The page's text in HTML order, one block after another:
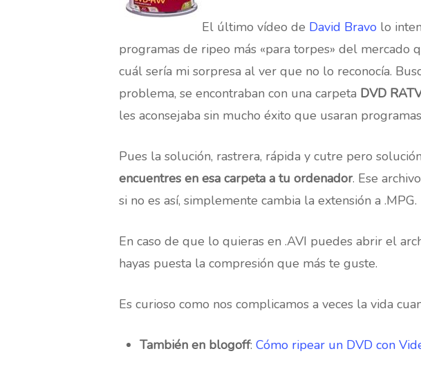
El último vídeo de David Bravo lo
programas de ripeo más «para torpes» del mercado
cuál sería mi sorpresa al ver que no lo reconocía.
problema, se encontraban con una carpeta DVD
les aconsejaba sin mucho éxito que usaran
Pues la solución, rastrera, rápida y cutre pero
encuentres en esa carpeta a tu ordenador. Ese
si no es así, simplemente cambia la extensión a .MPG.
En caso de que lo quieras en .AVI puedes abrir el
hayas puesta la compresión que más te guste.
Es curioso como nos complicamos a veces la vida
También en blogoff: Cómo ripear un DVD con